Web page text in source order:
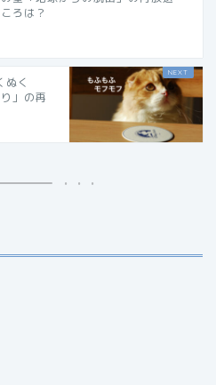
ろは？
ぬく
」の再